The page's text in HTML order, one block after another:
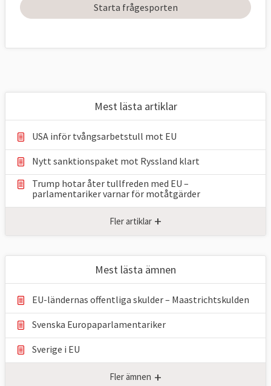
Starta frågesporten
Mest lästa artiklar
USA inför tvångsarbetstull mot EU
Nytt sanktionspaket mot Ryssland klart
Trump hotar åter tullfreden med EU –
parlamentariker ⁠varnar för motåtgärder
Fler artiklar +
Mest lästa ämnen
EU-ländernas offentliga skulder – Maastrichtskulden
Svenska Europaparlamentariker
Sverige i EU
Fler ämnen +